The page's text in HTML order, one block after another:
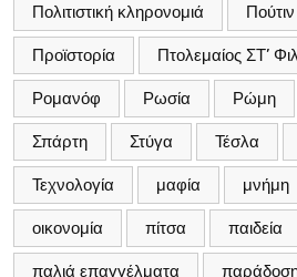
Πολιτιστική κληρονομιά Πούτιν
Προϊστορία Πτολεμαίος ΣΤ’
Ρομανόφ Ρωσία Ρώμη
Σπάρτη Στύγα Τέσλα
Τεχνολογία μαφία μνήμη
οικονομία πίτσα παιδεία
παλιά επαγγέλματα